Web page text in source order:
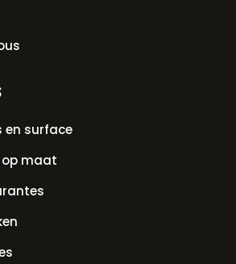
en surface
op maat